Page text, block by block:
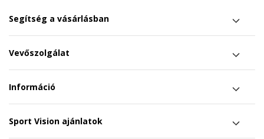
Segítség a vásárlásban
Vevőszolgálat
Információ
Sport Vision ajánlatok